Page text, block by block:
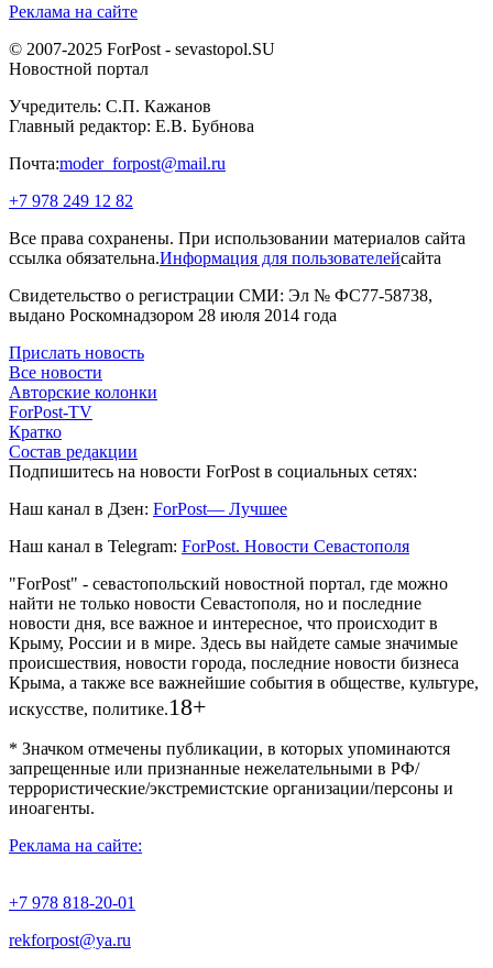
Реклама на сайте
© 2007-2025 ForPost - sevastopol.SU
Новостной портал
Учредитель: С.П. Кажанов
Главный редактор: Е.В. Бубнова
Почта:moder_forpost@mail.ru
+7 978 249 12 82
Все права сохранены. При использовании материалов сайта
ссылка обязательна.Информация для пользователейсайта
Свидетельство о регистрации СМИ: Эл № ФС77-58738,
выдано Роскомнадзором 28 июля 2014 года
Прислать новость
Все новости
Авторские колонки
ForPost-TV
Кратко
Состав редакции
Подпишитесь на новости ForPost в социальных сетях:
Наш канал в Дзен: ForPost— Лучшее
Наш канал в Telegram: ForPost. Новости Севастополя
"ForPost" - севастопольский новостной портал, где можно
найти не только новости Севастополя, но и последние
новости дня, все важное и интересное, что происходит в
Крыму, России и в мире. Здесь вы найдете самые значимые
происшествия, новости города, последние новости бизнеса
Крыма, а также все важнейшие события в обществе, культуре,
искусстве, политике.18+
* Значком отмечены публикации, в которых упоминаются
запрещенные или признанные нежелательными в РФ/
террористические/экстремистские организации/персоны и
иноагенты.
Реклама на сайте:
+7 978 818-20-01
rekforpost@ya.ru